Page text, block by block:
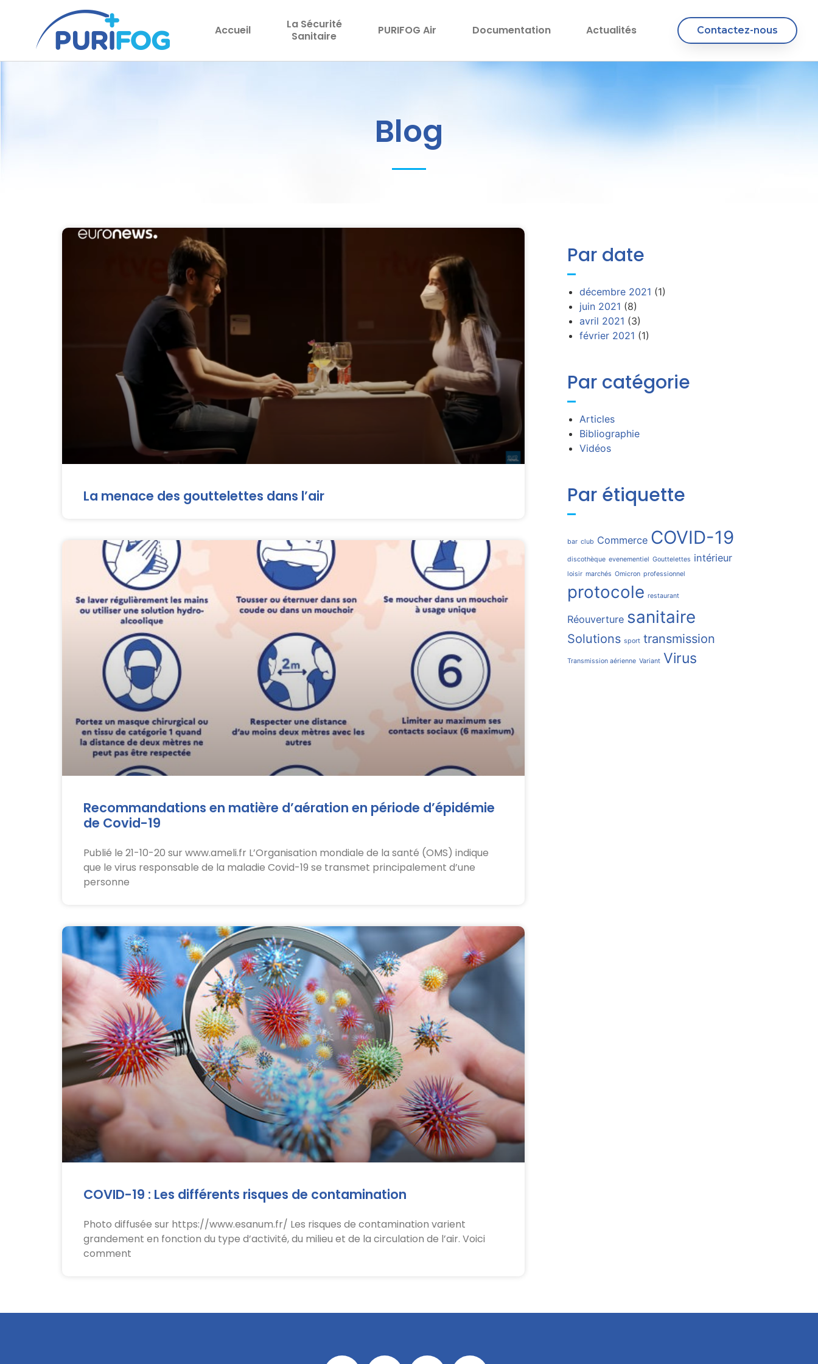
Accueil
La Sécurité
Sanitaire
PURIFOG Air Documentation Actualités Contactez-nous
Blog
La menace des gouttelettes dans l’air
Recommandations en matière d’aération en période d’épidémie
de Covid-19
Publié le 21-10-20 sur www.ameli.fr L’Organisation mondiale de la santé (OMS) indique
que le virus responsable de la maladie Covid-19 se transmet principalement d’une
personne
COVID-19 : Les différents risques de contamination
Photo diffusée sur https://www.esanum.fr/ Les risques de contamination varient
grandement en fonction du type d’activité, du milieu et de la circulation de l’air. Voici
comment
Par date
décembre 2021 (1)
juin 2021 (8)
avril 2021 (3)
février 2021 (1)
Par catégorie
Articles
Bibliographie
Vidéos
Par étiquette
bar club Commerce COVID-19
discothèque evenementiel Gouttelettes intérieur
loisir marchés Omicron professionnel
protocole restaurant
Réouverture sanitaire
Solutions sport transmission
Transmission aérienne Variant Virus